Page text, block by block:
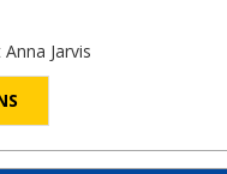
Jarvis